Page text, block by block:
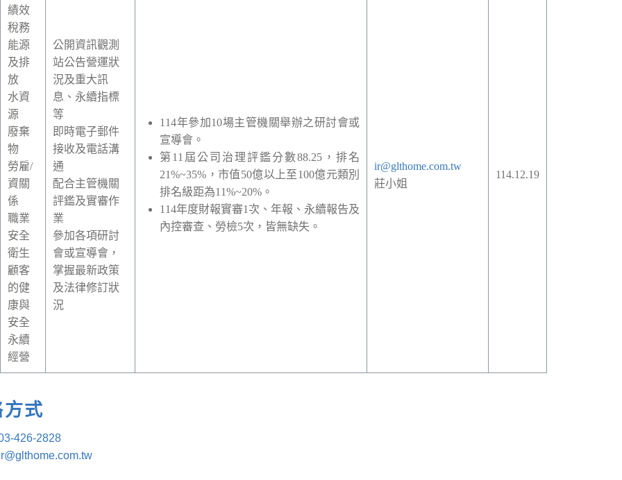
績效
稅務
能源
及排
放
水資
源
廢棄
物
勞雇/
資關
係
職業
安全
衛生
顧客
的健
康與
安全
永續
經營
公開資訊觀測
站公告營運狀
況及重大訊
息、永續指標
等
即時電子郵件
接收及電話溝
通
配合主管機關
評鑑及實審作
業
參加各項研討
會或宣導會，
掌握最新政策
及法律修訂狀
況
114年參加10場主管機關舉辦之研討會或
宣導會。
第 11 屆公司治理評鑑分數88.25 ，排名
21%~35% ，市值50億以上至100億元類別
排名級距為11%~20% 。
114年度財報實審1次、年報、永續報告及
內控審查、勞檢5次，皆無缺失。
ir@glthome.com.tw
莊小姐
114.12.19
式
426-2828